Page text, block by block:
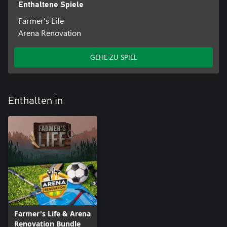
Handelsmarkt teil, auf dem Sie Gegenstände kaufen und
verkaufen können, um Ihr Vermögen aufzubauen und Ihre Farm
zu erweitern.
💬 Epische Quests erwarten Sie: Begeben Sie sich auf zahlreiche
Quests, die Sie stundenlang fesseln und Ihre Fähigkeiten und
Entscheidungsfähigkeiten auf die Probe stellen.
🐎 Wählen Sie Ihr Fahrzeug: Bewegen Sie sich mit Stil durch Ihre
Farm. Ob Sie ein Fahrrad, einen Pferdewagen, einen Traktor oder
ein Motorrad bevorzugen, Sie haben die Wahl!
🌎 Unbegrenzte Freiheit: Genießen Sie ein Sandbox-Erlebnis, bei
dem Sie die Freiheit haben, zu entscheiden, was Sie tun und wie
Sie Ihre Farm betreiben möchten.
🌱 Dynamische Jahreszeiten: Passen Sie sich den sich ständig
ändernden Jahreszeiten an, in denen Ernteauswahl und -
strategien das ganze Jahr über wichtig sind.
Enthaltene Spiele
Farmer's Life
Arena Renovation
GEHE ZU SPIEL
Enthalten in
Farmer's Life & Arena
Renovation Bundle